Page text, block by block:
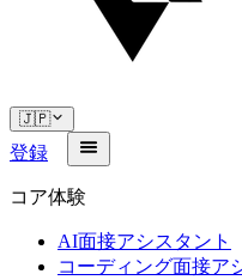
🇯🇵
登録
コア体験
AI面接アシスタント
コーディング面接ア